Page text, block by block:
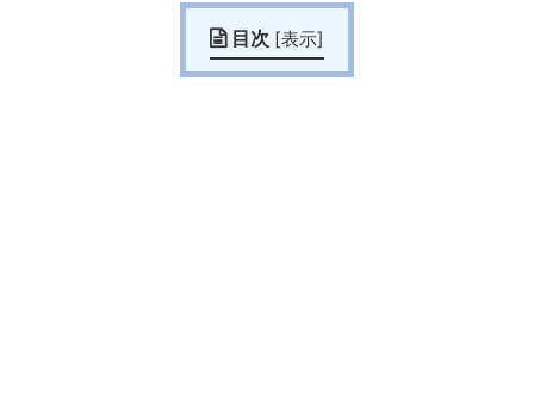
目次 [表示]